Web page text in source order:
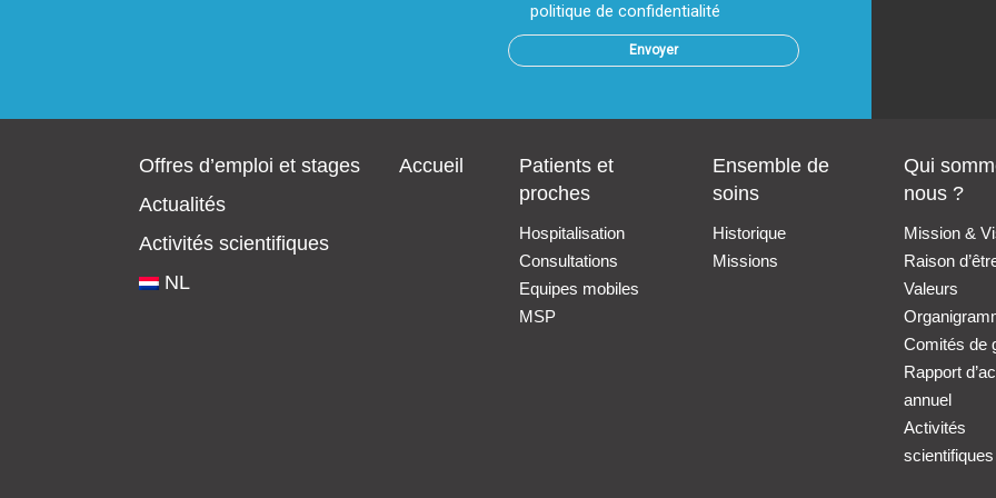
politique de confidentialité
Offres d’emploi et stages
Actualités
Activités scientifiques
NL
Accueil
Patients et
proches
Hospitalisation
Consultations
Equipes mobiles
MSP
Ensemble de
soins
Historique
Missions
Qui
nous ?
Mission &
Raison
Valeurs
Comités de
Rapport
annuel
Activités
scientifiques